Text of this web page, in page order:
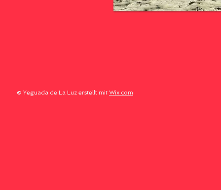
© Yeguada de La Luz erstellt mit Wix.com